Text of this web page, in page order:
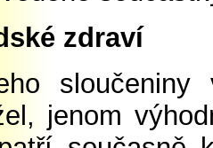
zdraví
sloučeniny
jenom